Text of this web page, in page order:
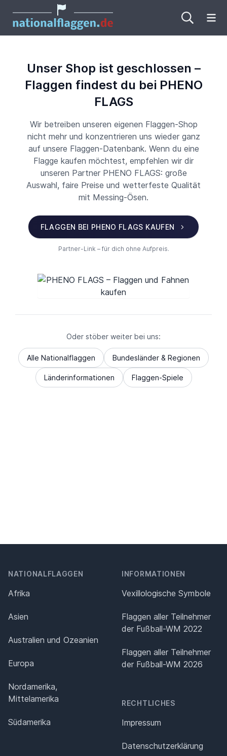
Unser Shop ist geschlossen –
Flaggen findest du bei PHENO
FLAGS
Wir betreiben unseren eigenen Flaggen-Shop
nicht mehr und konzentrieren uns wieder ganz
auf unsere Flaggen-Datenbank. Wenn du eine
Flagge kaufen möchtest, empfehlen wir dir
unseren Partner PHENO FLAGS: große
Auswahl, faire Preise und wetterfeste Qualität
mit Messing-Ösen.
FLAGGEN BEI PHENO FLAGS KAUFEN
Partner-Link – für dich ohne Aufpreis.
Oder stöber weiter bei uns:
Alle Nationalflaggen Bundesländer & Regionen
Länderinformationen Flaggen-Spiele
NATIONALFLAGGEN
Afrika
Asien
Australien und Ozeanien
Europa
Nordamerika,
Mittelamerika
Südamerika
INFORMATIONEN
Vexillologische Symbole
Flaggen aller Teilnehmer
der Fußball-WM 2022
Flaggen aller Teilnehmer
der Fußball-WM 2026
RECHTLICHES
Impressum
Datenschutz­erklärung